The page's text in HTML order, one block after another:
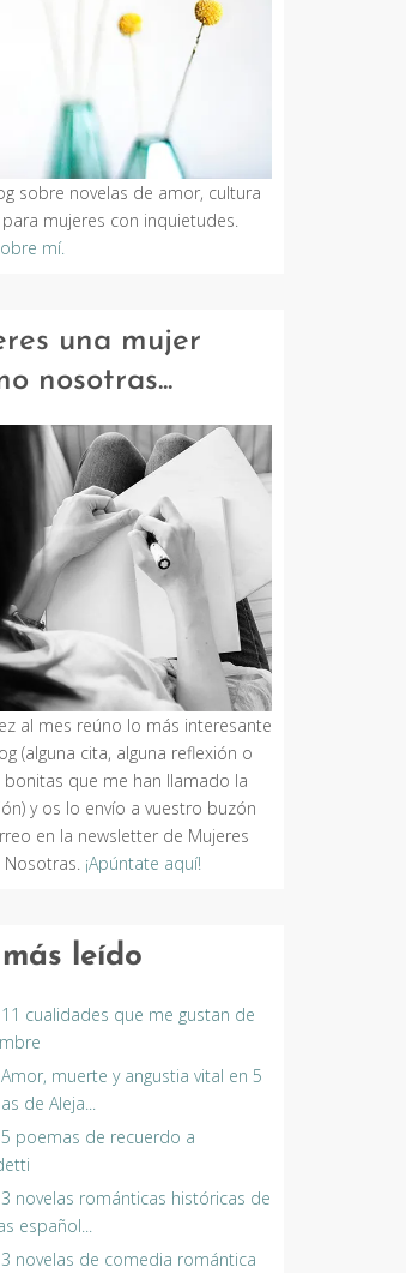
sobre novelas de amor, cultura
para mujeres con inquietudes.
mí.
una mujer
nosotras...
al mes reúno lo más interesante
(alguna cita, alguna reflexión o
bonitas que me han llamado la
y os lo envío a vuestro buzón
en la newsletter de Mujeres
¡Apúntate aquí!
leído
11 cualidades que me gustan de
Amor, muerte y angustia vital en 5
de Aleja...
5 poemas de recuerdo a
3 novelas románticas históricas de
español...
3 novelas de comedia romántica